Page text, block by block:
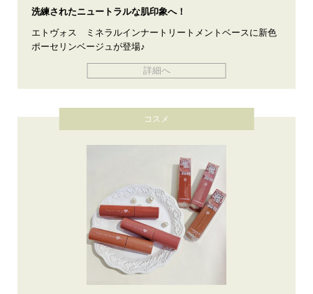
洗練されたニュートラルな肌印象へ！
エトヴォス ミネラルインナートリートメントベースに新色
ポーセリンベージュが登場♪
詳細へ
コスメ